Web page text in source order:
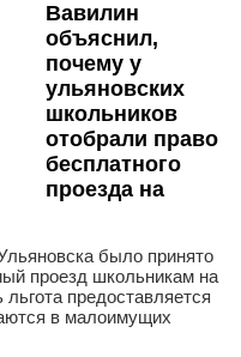
Вавилин
объяснил,
почему у
ульяновских
школьников
отобрали право
бесплатного
проезда на
было принято
проезд школьникам на
предоставляется
в малоимущих